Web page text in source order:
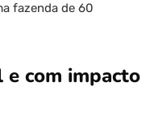
fazenda de 60
com impacto